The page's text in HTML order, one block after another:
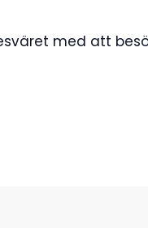
med att